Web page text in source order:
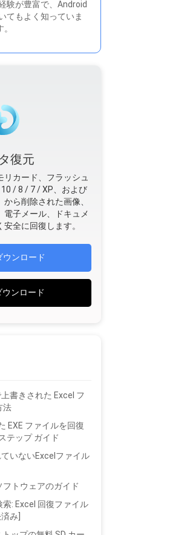
験が豊富で、Android
てもよく知っていま
。
復元
カード、フラッシュ
/ 8 / 7 / XP、および
ら削除された画像、
電子メール、ドキュメ
全に回復します。
ウンロード
ウンロード
書きされた Excel フ
法
EXE ファイルを回復
テップ ガイド
いないExcelファイル
フトウェアのガイド
: Excel 回復ファイル
み]